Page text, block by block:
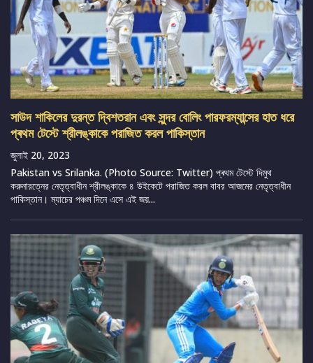
সাউদ শাকিলের দুরন্ত দ্বিশতরান এবং সুন্দর বোলিং পারফরম্যান্সের হাত ধরে
প্ৰথম টেস্টে শ্রীলঙ্কাকে পরাজিত করল পাকিস্তান
জুলাই 20, 2023
Pakistan vs Srilanka. (Photo Source: Twitter) প্ৰথম টেস্টে দিমুথ
করুনারত্নের নেতৃত্বাধীন শ্রীলঙ্কাকে ৪ উইকেটে পরাজিত করল বাবর আজমের নেতৃত্বাধীন
পাকিস্তান। ম্যাচের পঞ্চম দিনে এসে এই জয়...